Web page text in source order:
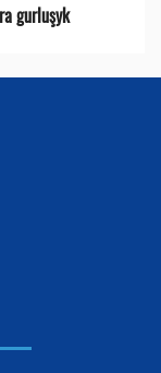
gurluşyk